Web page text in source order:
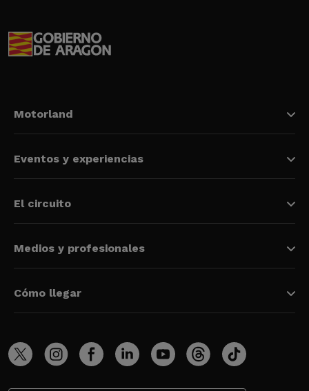
Motorland
Eventos y experiencias
El circuito
Medios y profesionales
Cómo llegar